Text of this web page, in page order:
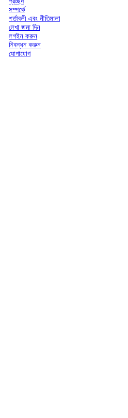
সম্পর্কে
শর্তাবলী এবং নীতিমালা
লেখা জমা দিন
লগইন করুন
নিবন্ধন করুন
যোগাযোগ